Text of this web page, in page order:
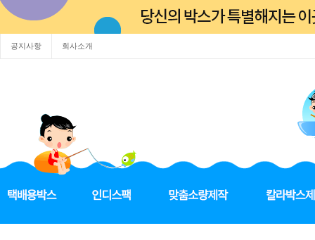
공지사항 회사소개